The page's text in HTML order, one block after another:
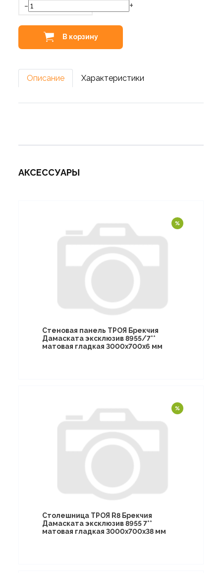
- +
В корзину
Описание Характеристики
АКСЕССУАРЫ
Стеновая панель ТРОЯ Брекчия
Дамаската эксклюзив 8955/7**
матовая гладкая 3000х700х6 мм
Столешница ТРОЯ R8 Брекчия
Дамаската эксклюзив 8955 7**
матовая гладкая 3000х700х38 мм